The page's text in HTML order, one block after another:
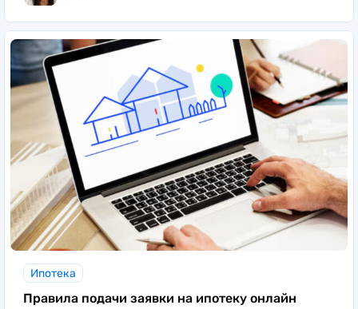
Ипотека
Правила подачи заявки на ипотеку онлайн